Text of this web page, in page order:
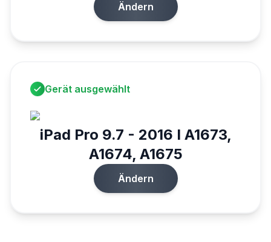
Ändern
Gerät ausgewählt
iPad Pro 9.7 - 2016 I A1673,
A1674, A1675
Ändern